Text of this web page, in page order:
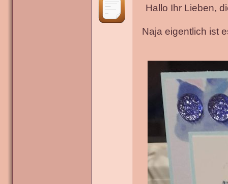
Hallo Ihr Lieben,
Naja eigentlich ist